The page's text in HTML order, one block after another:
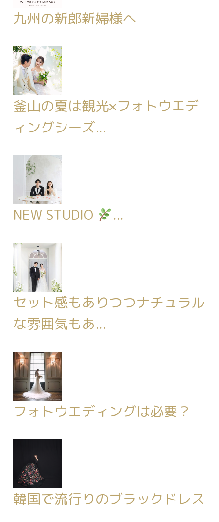
九州の新郎新婦様へ
釜山の夏は観光×フォトウエデ
ィングシーズ...
NEW STUDIO ...
セット感もありつつナチュラル
な雰囲気もあ...
フォトウエディングは必要？
韓国で流行りのブラックドレス